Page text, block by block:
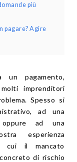
più
pagare? Agire
un pagamento,
imprenditori
Spesso si
ad una
ad una
esperienza
cui il mancato
di rischio